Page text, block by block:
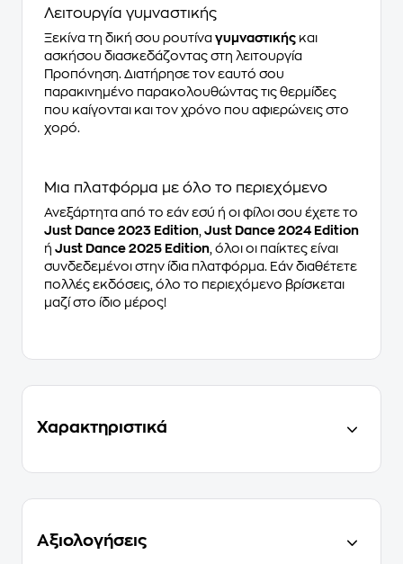
Λειτουργία γυμναστικής
Ξεκίνα τη δική σου ρουτίνα γυμναστικής και
ασκήσου διασκεδάζοντας στη λειτουργία
Προπόνηση. Διατήρησε τον εαυτό σου
παρακινημένο παρακολουθώντας τις θερμίδες
που καίγονται και τον χρόνο που αφιερώνεις στο
χορό.
Μια πλατφόρμα με όλο το περιεχόμενο
Ανεξάρτητα από το εάν εσύ ή οι φίλοι σου έχετε το
Just Dance 2023 Edition Just Dance 2024 Edition
ή Just Dance 2025 Edition , όλοι οι παίκτες είναι
συνδεδεμένοι στην ίδια πλατφόρμα. Εάν διαθέτετε
πολλές εκδόσεις, όλο το περιεχόμενο βρίσκεται
μαζί στο ίδιο μέρος!
Χαρακτηριστικά
Αξιολογήσεις